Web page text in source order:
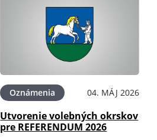
Oznámenia 04. MÁJ 2026
Utvorenie volebných okrskov
pre REFERENDUM 2026